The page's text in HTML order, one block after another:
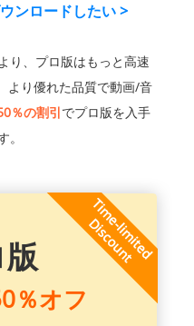
ンロードしたい >
り、プロ版はもっと高速
より優れた品質で動画/音
％の割引でプロ版を入手
。
％オフ